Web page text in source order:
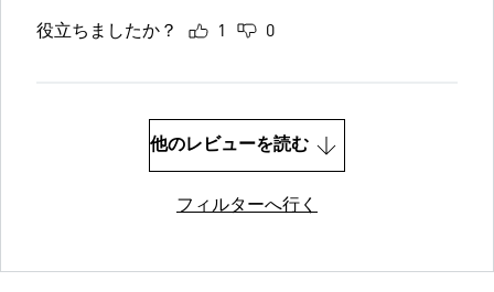
役立ちましたか？ 1 0
他のレビューを読む
フィルターへ行く